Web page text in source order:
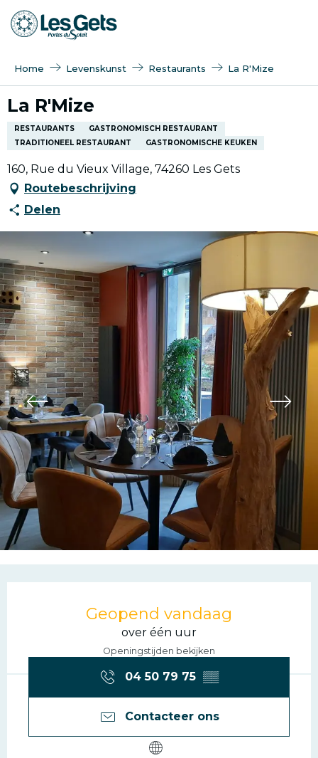
Aller
au
Home Levenskunst Restaurants La R'Mize
La R'Mize
RESTAURANTS
GASTRONOMISCH RESTAURANT
TRADITIONEEL RESTAURANT
GASTRONOMISCHE KEUKEN
160, Rue du Vieux Village, 74260 Les Gets
Routebeschrijving
Delen
Openingstijden en
Geopend vandaag
over één uur
Openingstijden bekijken
04 50 79 75 ▒▒
Contacteer ons